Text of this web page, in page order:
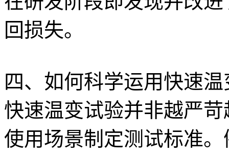
回损失。
四、如何科学运用快速
快速温变试验并非越严
使用场景制定测试标准。